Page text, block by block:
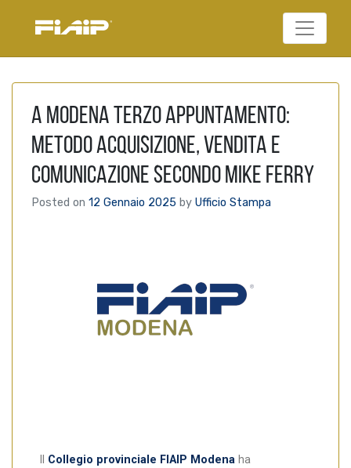
Federazione Italiana
A Modena terzo appuntamento:
metodo acquisizione, vendita e
comunicazione secondo Mike Ferry
Posted on 12 Gennaio 2025 by Ufficio Stampa
Collegio provinciale FIAIP Modena ha